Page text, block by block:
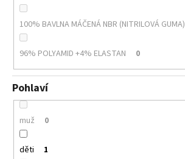
100% BAVLNA MÁČENÁ NBR (NITRILOVÁ GUMA)
96% POLYAMID +4% ELASTAN 0
Pohlaví
muž 0
děti 1